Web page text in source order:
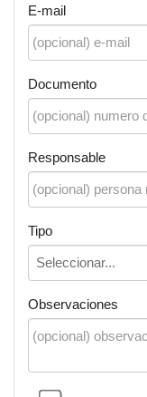
E-mail
Documento
Responsable
Tipo
Observaciones